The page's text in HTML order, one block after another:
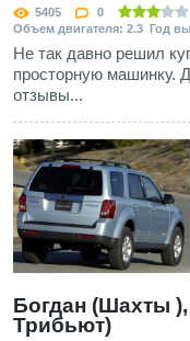
5405 0
Объем двигателя: 2.3 Год
Не так давно решил
просторную машинку.
отзывы...
Богдан (Шахты
Трибьют)